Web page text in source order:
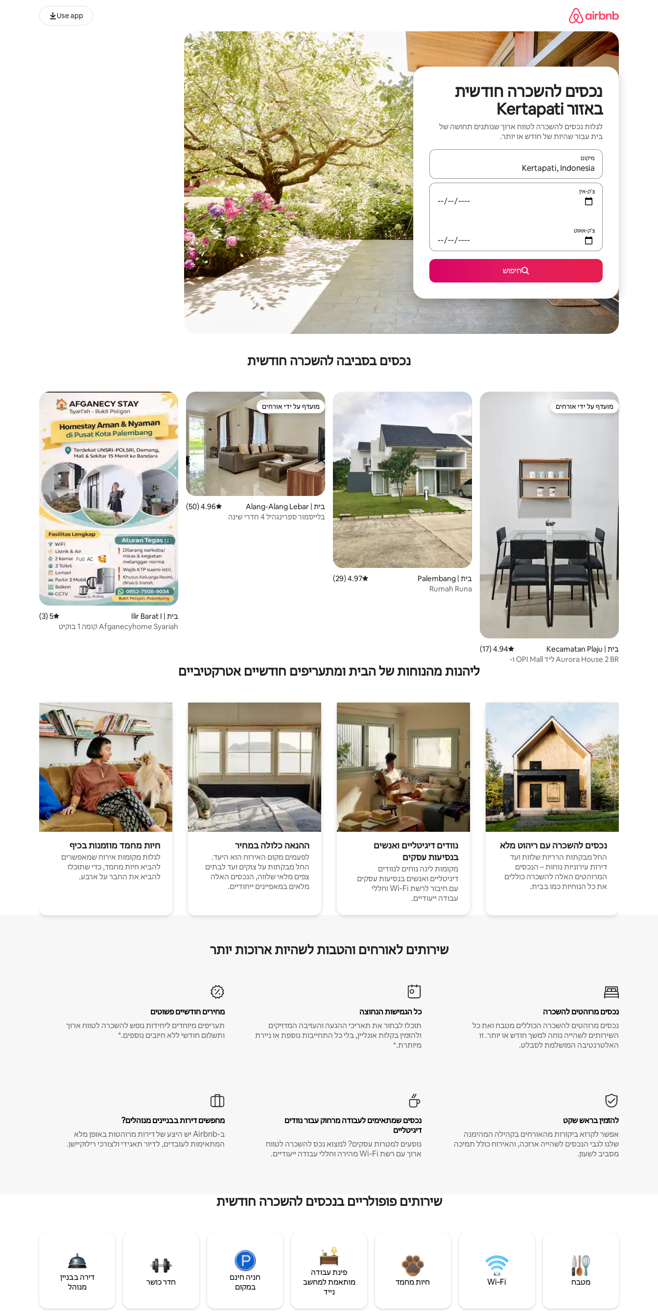
Use app
נכסים להשכרה חודשית
באזור Kertapati
לגלות נכסים להשכרה לטווח ארוך שנותנים תחושה של
בית עבור שהיות של חודש או יותר.
מיקום
כאשר התוצאות יהיו זמינות, יש לנווט עם מקשי החיצים למעלה ולמטה או לעיין בעזרת תנועות מגע או החלקה.
צ'ק-אין
צ'ק-אאוט
חיפוש
נכסים בסביבה להשכרה חודשית
מועדף על ידי אורחים
מועדף על ידי אורחים
בית | Kecamatan Plaju דירוג ממוצע של 4.94 מתוך 5, 17 ביקורות
4.94 (17)
Aurora House 2 BR ליד OPI Mall ו-
בית | Palembang דירוג ממוצע של 4.97 מתוך 5, 29 ביקורות
4.97 (29)
Rumah Runa
מועדף על ידי אורחים
מועדף על ידי אורחים
בית | Alang-Alang Lebar דירוג ממוצע של 4.96 מתוך 5, 50 ביקורות
4.96 (50)
בלייסמור ספרינגהיל 4 חדרי שינה
בית | Ilir Barat I דירוג ממוצע של 5 מתוך 5, 3 ביקורות
5 (3)
Afganecyhome Syariah קומה 1 בוקיט
ליהנות מהנוחות של הבית ומתעריפים חודשיים אטרקטיביים
נכסים להשכרה עם ריהוט מלא
החל מבקתות הרריות שלוות ועד
דירות עירוניות נוחות – הנכסים
המרוהטים האלה להשכרה כוללים
את כל הנוחיות כמו בבית.
נוודים דיגיטליים ואנשים
בנסיעות עסקים
מקומות לינה נוחים לנוודים
דיגיטליים ואנשים בנסיעות עסקים
עם חיבור לרשת Wi-Fi וחללי
עבודה ייעודיים.
ההנאה כלולה במחיר
לפעמים מקום האירוח הוא היעד.
החל מבקתות על צוקים ועד לבתים
צפים מלאי שלווה, הנכסים האלה
מלאים במאפיינים ייחודיים.
חיות מחמד מוזמנות בכיף
לגלות מקומות אירוח שמאפשרים
להביא חיות מחמד, כדי שתוכלו
להביא את החבר על ארבע.
שירותים לאורחים והטבות לשהיות ארוכות יותר
נכסים מרוהטים להשכרה
נכסים מרוהטים להשכרה הכוללים מטבח ואת כל
השירותים לשהייה נוחה למשך חודש או יותר. זו
האלטרנטיבה המושלמת לסבלט.
כל הגמישות הנחוצה
תוכלו לבחור את תאריכי ההגעה והעזיבה המדויקים
ולהזמין בקלות אונליין, בלי כל התחייבות נוספת או ניירת
מיותרת.*
מחירים חודשיים פשוטים
תעריפים מיוחדים ליחידות נופש להשכרה לטווח ארוך
ותשלום חודשי ללא חיובים נוספים.*
להזמין בראש שקט
אפשר לקרוא ביקורות מהאורחים בקהילה המהימנה
שלנו לגבי הנכסים לשהייה ארוכה, והאירוח כולל תמיכה
מסביב לשעון.
נכסים שמתאימים לעבודה מרחוק עבור נוודים
דיגיטליים
נוסעים למטרות עסקים? למצוא נכס להשכרה לטווח
ארוך עם רשת Wi-Fi מהירה וחללי עבודה ייעודיים.
מחפשים דירות בבניינים מנוהלים?
ב-Airbnb יש היצע של דירות מרוהטות באופן מלא
המתאימות לעובדים, לדיור תאגידי ולצורכי רילוקיישן.
שירותים פופולריים בנכסים להשכרה חודשית
מטבח Wi‑Fi חיות מחמד
פינת עבודה
מותאמת למחשב
נייד
חניה חינם
במקום
חדר כושר
דירה בבניין
מנוהל